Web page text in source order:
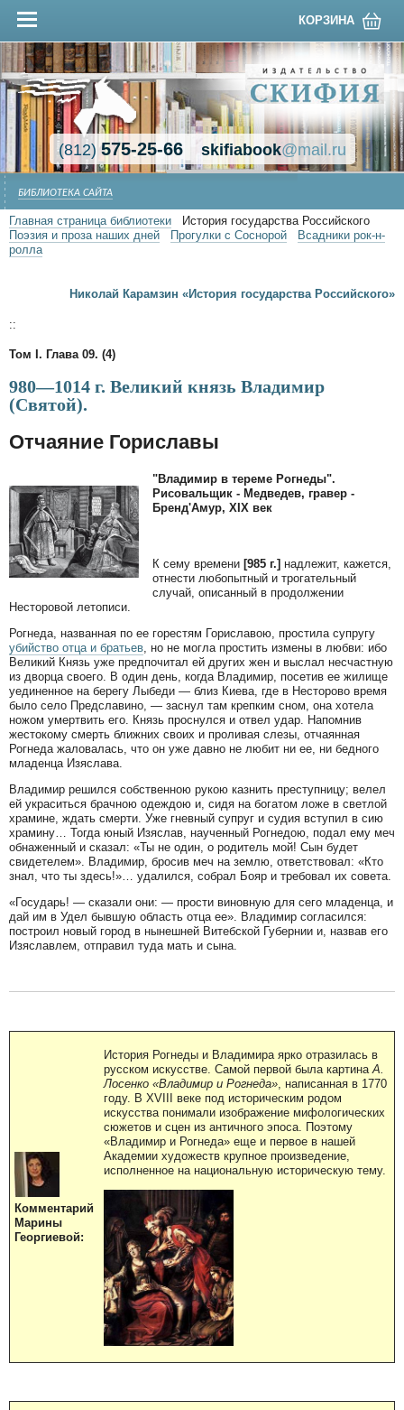
КОРЗИНА
(812)575-25-66 skifiabook@mail.ru
БИБЛИОТЕКА САЙТА
Главная страница библиотеки
История государства Российского
Поэзия и проза наших дней
Прогулки с Соснорой
Всадники рок-н-
ролла
Николай Карамзин «История государства Российского»
::
Том I. Глава 09. (4)
980—1014 г. Великий князь Владимир
(Святой).
Отчаяние Гориславы
"Владимир в тереме Рогнеды".
Рисовальщик - Медведев, гравер -
Бренд'Амур, XIX век
К сему времени [985 г.] надлежит, кажется,
отнести любопытный и трогательный
случай, описанный в продолжении
Несторовой летописи.
Рогнеда, названная по ее горестям Гориславою, простила супругу
убийство отца и братьев , но не могла простить измены в любви: ибо
Великий Князь уже предпочитал ей других жен и выслал несчастную
из дворца своего. В один день, когда Владимир, посетив ее жилище
уединенное на берегу Лыбеди — близ Киева, где в Несторово время
было село Предславино, — заснул там крепким сном, она хотела
ножом умертвить его. Князь проснулся и отвел удар. Напомнив
жестокому смерть ближних своих и проливая слезы, отчаянная
Рогнеда жаловалась, что он уже давно не любит ни ее, ни бедного
младенца Изяслава.
Владимир решился собственною рукою казнить преступницу; велел
ей украситься брачною одеждою и, сидя на богатом ложе в светлой
храмине, ждать смерти. Уже гневный супруг и судия вступил в сию
храмину… Тогда юный Изяслав, наученный Рогнедою, подал ему меч
обнаженный и сказал: «Ты не один, о родитель мой! Сын будет
свидетелем». Владимир, бросив меч на землю, ответствовал: «Кто
знал, что ты здесь!»… удалился, собрал Бояр и требовал их совета.
«Государь! — сказали они: — прости виновную для сего младенца, и
дай им в Удел бывшую область отца ее». Владимир согласился:
построил новый город в нынешней Витебской Губернии и, назвав его
Изяславлем, отправил туда мать и сына.
Комментарий
Марины
Георгиевой:
История Рогнеды и Владимира ярко отразилась в
русском искусстве. Самой первой была картина А.
Лосенко «Владимир и Рогнеда» , написанная в 1770
году. В XVIII веке под историческим родом
искусства понимали изображение мифологических
сюжетов и сцен из античного эпоса. Поэтому
«Владимир и Рогнеда» еще и первое в нашей
Академии художеств крупное произведение,
исполненное на национальную историческую тему.